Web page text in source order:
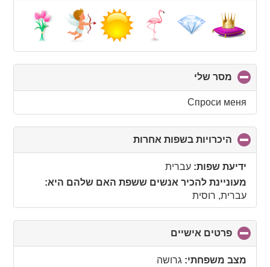
contents
מסר שלי
to
collapse
contents
Спроси меня
היכרויות בשפות אחרות
to
ידיעת שפות: עברית
מעוניינת להכיר אנשים ששפת האם שלהם היא:
עברית, רוסית
פרטים אישיים
to
collapse
מצב משפחתי: גרושה